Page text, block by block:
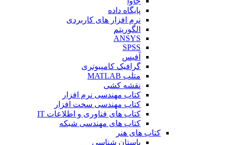
پایگاه داده
نرم افزار های کاربردی
الگوریتم
ANSYS
SPSS
آفیس
گرافیک کامپیوتری
متلب MATLAB
نقشه کشی
کتاب مهندسی نرم افزار
کتاب مهندسی سخت افزار
کتاب های فناوری و اطلاعات IT
کتاب های مهندسی شبکه
کتاب های هنر
باستان شناسی